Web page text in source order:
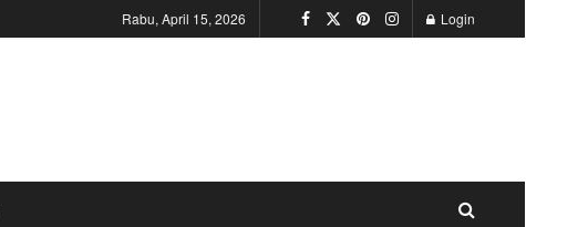
Rabu, April 15, 2026 Login